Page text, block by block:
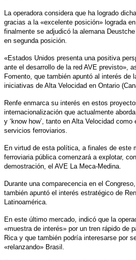
La operadora considera que ha logrado
gracias a la «excelente posición» lograda
finalmente se adjudicó la alemana
en segunda posición.
«Estados Unidos presenta una positiva
ante el desarrollo de la red AVE previsto»,
Fomento, que también apuntó al interés de
iniciativas de Alta Velocidad en Ontario
Renfe enmarca su interés en estos
internacionalización que actualmente
y ‘know how’, tanto en Alta Velocidad
servicios ferroviarios.
En virtud de esta política, a finales de este
ferroviaria pública comenzará a explotar,
demostración, el AVE La Meca-Medina.
Durante una comparecencia en el
también apuntó el interés estratégico de
Latinoamérica.
En este último mercado, indicó que la
«muestra de interés» por un tren rápido de
Rica y que también podría interesarse por
«relanzando» Brasil.